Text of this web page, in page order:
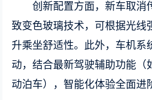
创新配置方面，新车取消
致变色玻璃技术，可根据光线
升乘坐舒适性。此外，车机系
动，结合最新驾驶辅助功能（
动泊车），智能化体验全面进